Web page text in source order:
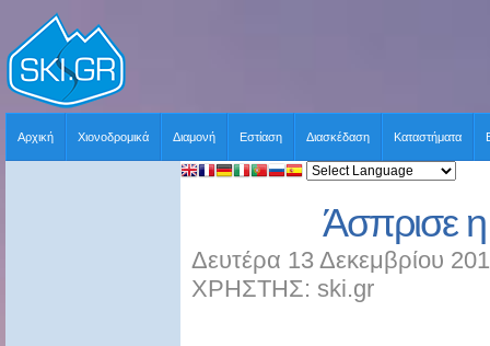
Αρχική Χιονοδρομικά Διαμονή Εστίαση Διασκέδαση Καταστήματα
Άσπρισε
Δευτέρα 13 Δεκεμβρίου
ΧΡΗΣΤΗΣ: ski.gr